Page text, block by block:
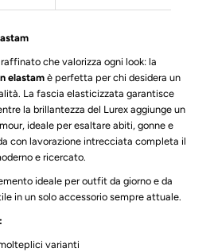
che valorizza ogni look: la
elastam è perfetta per chi desidera un
La fascia elasticizzata garantisce
la brillantezza del Lurex aggiunge un
ideale per esaltare abiti, gonne e
con lavorazione intrecciata completa il
e ricercato.
ideale per outfit da giorno e da
in un solo accessorio sempre attuale.
varianti